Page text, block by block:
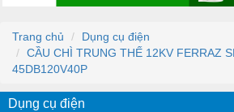
Trang chủ
Dụng cụ điện
CẦU CHÌ TRUNG THẾ 12KV FERRAZ
45DB120V40P
Dụng cụ điện